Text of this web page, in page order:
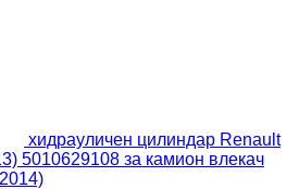
хидрауличен цилиндар Renault
5010629108 за камион влекач